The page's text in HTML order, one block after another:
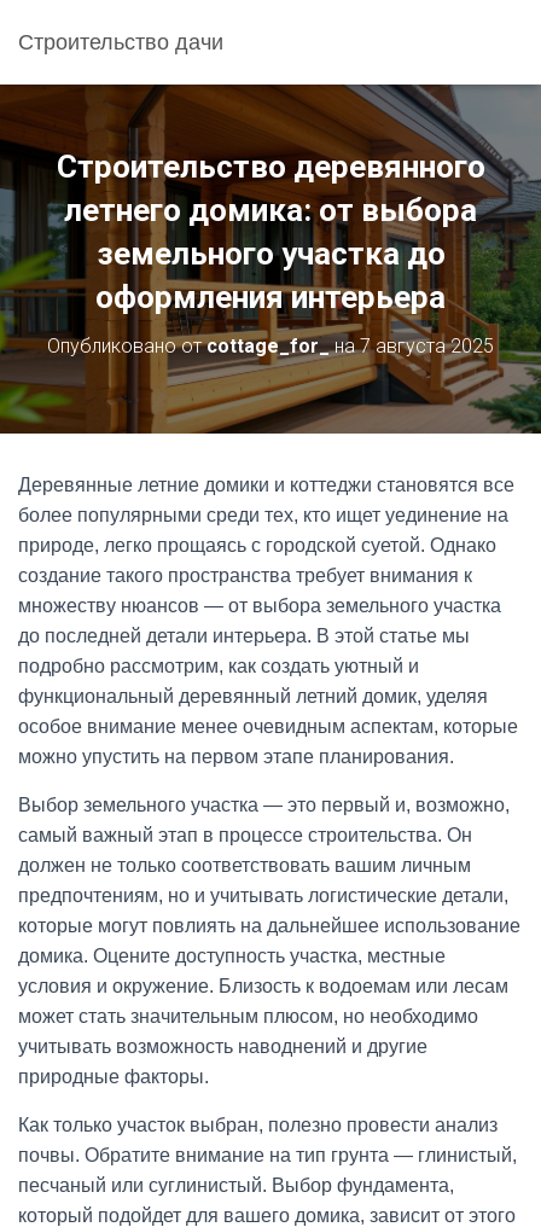
Строительство дачи
Строительство деревянного
летнего домика: от выбора
земельного участка до
оформления интерьера
Опубликовано отcottage_for_на7 августа 2025
Деревянные летние домики и коттеджи становятся все
более популярными среди тех, кто ищет уединение на
природе, легко прощаясь с городской суетой. Однако
создание такого пространства требует внимания к
множеству нюансов — от выбора земельного участка
до последней детали интерьера. В этой статье мы
подробно рассмотрим, как создать уютный и
функциональный деревянный летний домик, уделяя
особое внимание менее очевидным аспектам, которые
можно упустить на первом этапе планирования.
Выбор земельного участка — это первый и, возможно,
самый важный этап в процессе строительства. Он
должен не только соответствовать вашим личным
предпочтениям, но и учитывать логистические детали,
которые могут повлиять на дальнейшее использование
домика. Оцените доступность участка, местные
условия и окружение. Близость к водоемам или лесам
может стать значительным плюсом, но необходимо
учитывать возможность наводнений и другие
природные факторы.
Как только участок выбран, полезно провести анализ
почвы. Обратите внимание на тип грунта — глинистый,
песчаный или суглинистый. Выбор фундамента,
который подойдет для вашего домика, зависит от этого